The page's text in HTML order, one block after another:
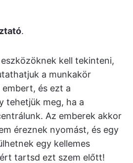
.
kell tekinteni,
a munkakör
és ezt a
tehetjük meg, ha a
Az emberek akkor
éreznek nyomást, és egy
egy kellemes
tartsd ezt szem előtt!